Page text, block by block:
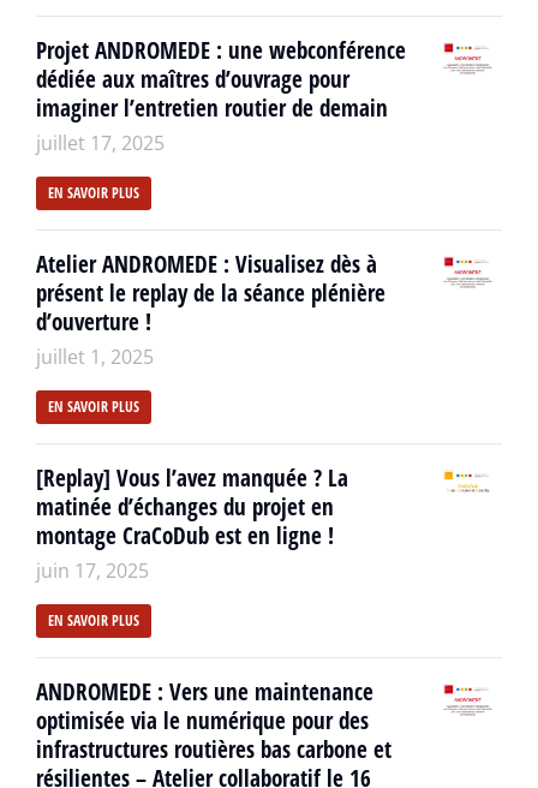
Projet ANDROMEDE : une webconférence
dédiée aux maîtres d’ouvrage pour
imaginer l’entretien routier de demain
juillet 17, 2025
EN SAVOIR PLUS
Atelier ANDROMEDE : Visualisez dès à
présent le replay de la séance plénière
d’ouverture !
juillet 1, 2025
EN SAVOIR PLUS
[Replay] Vous l’avez manquée ? La
matinée d’échanges du projet en
montage CraCoDub est en ligne !
juin 17, 2025
EN SAVOIR PLUS
ANDROMEDE : Vers une maintenance
optimisée via le numérique pour des
infrastructures routières bas carbone et
résilientes – Atelier collaboratif le 16